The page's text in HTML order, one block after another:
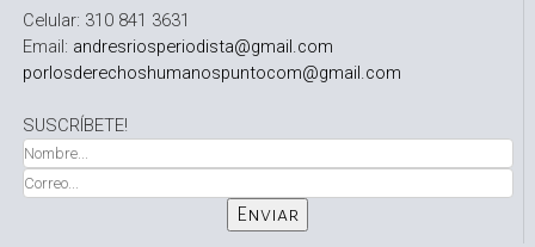
Celular: 310 841 3631
Email: andresriosperiodista@gmail.com
porlosderechoshumanospuntocom@gmail.com
SUSCRÍBETE!